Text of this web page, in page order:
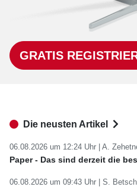
GRATIS
Die neusten Artikel
06.08.2026 um 12:24 Uhr | A.
Paper - Das sind derzeit die
06.08.2026 um 09:43 Uhr | S.